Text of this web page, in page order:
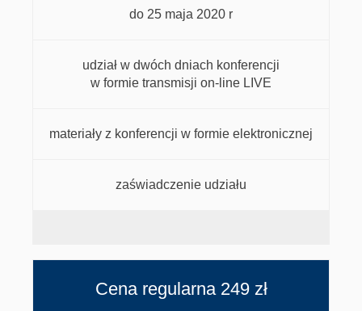
do 25 maja 2020 r
udział w dwóch dniach konferencji
w formie transmisji on-line LIVE
materiały z konferencji w formie elektronicznej
zaświadczenie udziału
Cena regularna 249 zł